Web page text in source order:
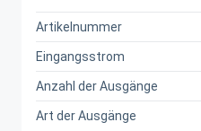
Artikelnummer
Eingangsstrom
Anzahl der Ausgänge
Art der Ausgänge